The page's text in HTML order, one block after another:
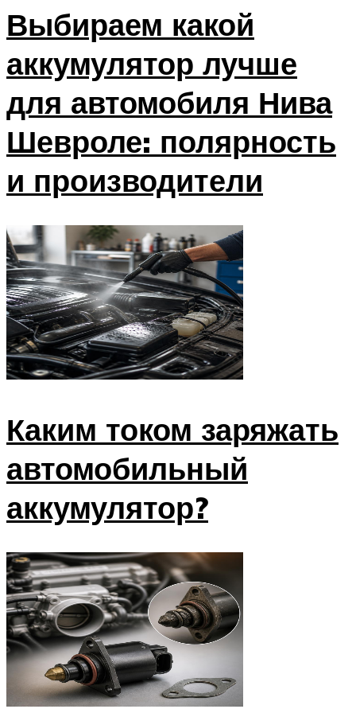
Выбираем какой
аккумулятор лучше
для автомобиля Нива
Шевроле: полярность
и производители
Каким током заряжать
автомобильный
аккумулятор?